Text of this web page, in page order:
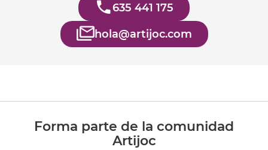
635 441 175
hola@artijoc.com
Forma parte de la comunidad
Artijoc